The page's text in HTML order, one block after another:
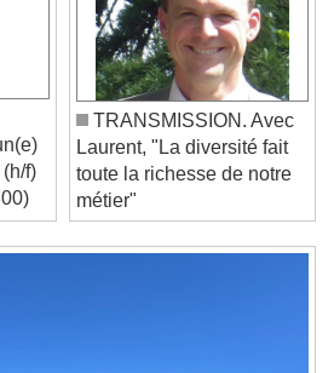
Skip Forward
behind liveLIVE
-0:00
f)
TRANSMISSION. Avec
Laurent, "La diversité fait
toute la richesse de notre
métier"